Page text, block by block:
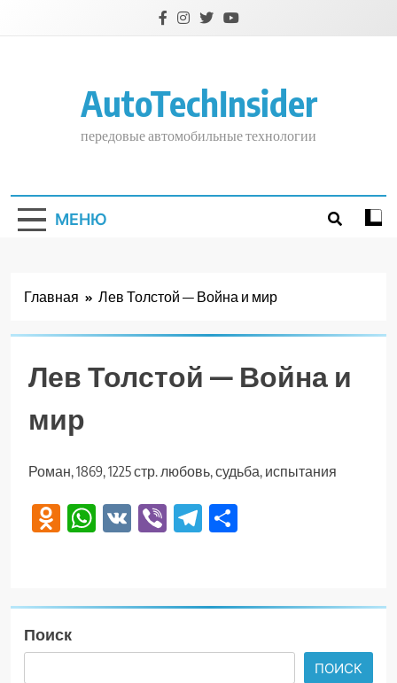
AutoTechInsider
передовые автомобильные технологии
МЕНЮ
Главная Лев Толстой — Война и мир
Лев Толстой — Война и
мир
Роман, 1869, 1225 стр. любовь, судьба, испытания
Odnoklassniki
WhatsApp
VK ViberTelegram
Поиск
ПОИСК